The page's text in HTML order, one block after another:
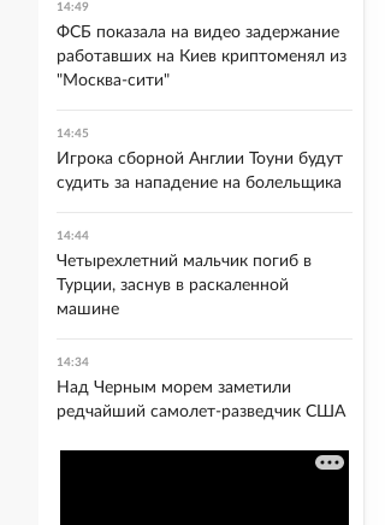
14:49
ФСБ показала на видео задержание
работавших на Киев криптоменял из
"Москва-сити"
14:45
Игрока сборной Англии Тоуни будут
судить за нападение на болельщика
14:44
Четырехлетний мальчик погиб в
Турции, заснув в раскаленной
машине
14:34
Над Черным морем заметили
редчайший самолет-разведчик США